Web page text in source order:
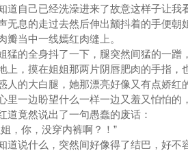
自己已经洗澡进来了故意这样子让我
息的走过去然后伸出颤抖着的手便朝
瓣当中一线嫣红肉缝上。
的全身抖了一下，腿突然间猛的一蹭
上，摸在姐姐那两片阴唇肥肉的手指
人的大白腿，她那漂亮好像又有点娇红
一边盼望什么一样一边又羞又怕怕的
道竟然说出了一句愚蠢的废话：
你，没穿内裤啊？！”
说什么，突然间好像得了结巴，好不容